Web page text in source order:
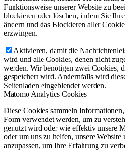
Funktionsweise unserer Website zu
blockieren oder löschen, indem Sie
ändern und das Blockieren aller
erzwingen.
Aktivieren, damit die
wird und alle Cookies, denen nicht
werden. Wir benötigen zwei Cookies,
gespeichert wird. Andernfalls wird
Seitenladen eingeblendet werden.
Matomo Analytics Cookies
Diese Cookies sammeln
Form verwendet werden, um zu
genutzt wird oder wie effektiv unsere
oder um uns zu helfen, unsere
anzupassen, um Ihre Erfahrung zu